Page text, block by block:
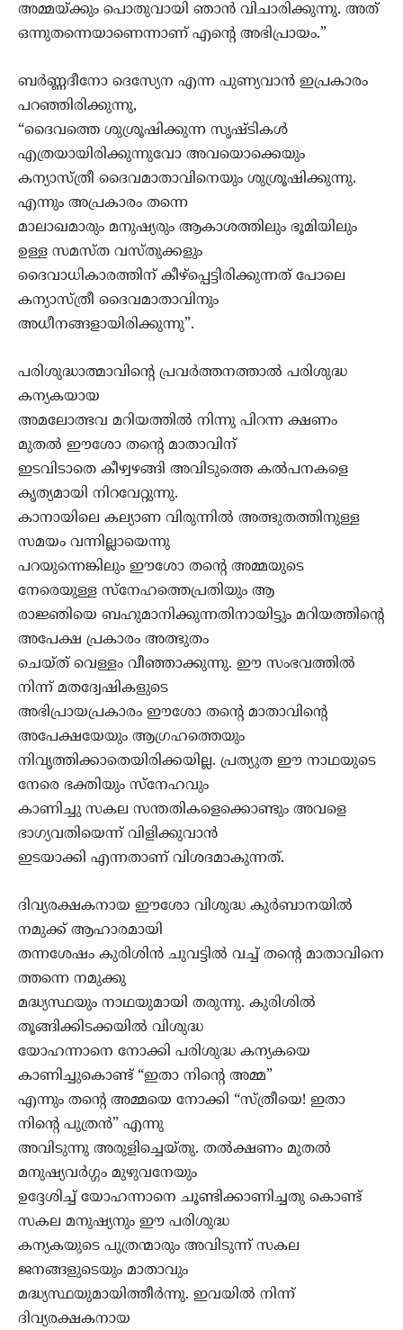
അമ്മയ്ക്കും പൊതുവായി ഞാന്‍ വിചാരിക്കുന്നു. അത്
ഒന്നുതന്നെയാണെന്നാണ് എന്‍റെ അഭിപ്രായം.”
ബര്‍ണ്ണദീനോ ദെസ്യേന എന്ന പുണ്യവാന്‍ ഇപ്രകാരം
പറഞ്ഞിരിക്കുന്നു,
“ദൈവത്തെ ശുശ്രൂഷിക്കുന്ന സൃഷ്ടികള്‍
എത്രയായിരിക്കുന്നുവോ അവയൊക്കെയും
കന്യാസ്ത്രീ ദൈവമാതാവിനെയും ശുശ്രൂഷിക്കുന്നു.
എന്നും അപ്രകാരം തന്നെ
മാലാഖമാരും മനുഷ്യരും ആകാശത്തിലും ഭൂമിയിലും
ഉള്ള സമസ്ത വസ്തുക്കളും
ദൈവാധികാരത്തിന് കീഴ്പ്പെട്ടിരിക്കുന്നത് പോലെ
കന്യാസ്ത്രീ ദൈവമാതാവിനും
അധീനങ്ങളായിരിക്കുന്നു”.
പരിശുദ്ധാത്മാവിന്റെ പ്രവര്‍ത്തനത്താല്‍ പരിശുദ്ധ
കന്യകയായ
അമലോത്ഭവ മറിയത്തില്‍ നിന്നു പിറന്ന ക്ഷണം
മുതല്‍ ഈശോ തന്‍റെ മാതാവിന്
ഇടവിടാതെ കീഴ്വഴങ്ങി അവിടുത്തെ കല്‍പനകളെ
കൃത്യമായി നിറവേറ്റുന്നു.
കാനായിലെ കല്യാണ വിരുന്നില്‍ അത്ഭുതത്തിനുള്ള
സമയം വന്നില്ലായെന്നു
പറയുന്നെങ്കിലും ഈശോ തന്‍റെ അമ്മയുടെ
നേരെയുള്ള സ്നേഹത്തെപ്രതിയും ആ
രാജ്ഞിയെ ബഹുമാനിക്കുന്നതിനായിട്ടും മറിയത്തിന്‍റെ
അപേക്ഷ പ്രകാരം അത്ഭുതം
ചെയ്ത് വെള്ളം വീഞ്ഞാക്കുന്നു. ഈ സംഭവത്തില്‍
നിന്ന്‍ മതദ്വേഷികളുടെ
അഭിപ്രായപ്രകാരം ഈശോ തന്‍റെ മാതാവിന്‍റെ
അപേക്ഷയേയും ആഗ്രഹത്തെയും
നിവൃത്തിക്കാതെയിരിക്കയില്ല. പ്രത്യുത ഈ നാഥയുടെ
നേരെ ഭക്തിയും സ്നേഹവും
കാണിച്ചു സകല സന്തതികളെക്കൊണ്ടും അവളെ
ഭാഗ്യവതിയെന്ന് വിളിക്കുവാന്‍
ഇടയാക്കി എന്നതാണ് വിശദമാകുന്നത്.
ദിവ്യരക്ഷകനായ ഈശോ വിശുദ്ധ കുര്‍ബാനയില്‍
നമുക്ക് ആഹാരമായി
തന്നശേഷം കുരിശിന്‍ ചുവട്ടില്‍ വച്ച് തന്‍റെ മാതാവിനെ
ത്തന്നെ നമുക്കു
മദ്ധ്യസ്ഥയും നാഥയുമായി തരുന്നു. കുരിശില്‍
തൂങ്ങിക്കിടക്കയില്‍ വിശുദ്ധ
യോഹന്നാനെ നോക്കി പരിശുദ്ധ കന്യകയെ
കാണിച്ചുകൊണ്ട് “ഇതാ നിന്‍റെ അമ്മ”
എന്നും തന്‍റെ അമ്മയെ നോക്കി “സ്ത്രീയെ! ഇതാ
നിന്‍റെ പുത്രന്‍” എന്നു
അവിടുന്നു അരുളിച്ചെയ്തു. തല്‍ക്ഷണം മുതല്‍
മനുഷ്യവര്‍ഗ്ഗം മുഴുവനേയും
ഉദ്ദേശിച്ച് യോഹന്നാനെ ചൂണ്ടിക്കാണിച്ചതു കൊണ്ട്
സകല മനുഷ്യനും ഈ പരിശുദ്ധ
കന്യകയുടെ പുത്രന്മാരും അവിടുന്ന്‍ സകല
ജനങ്ങളുടെയും മാതാവും
മദ്ധ്യസ്ഥയുമായിത്തീര്‍ന്നു. ഇവയില്‍ നിന്ന്‍
ദിവ്യരക്ഷകനായ